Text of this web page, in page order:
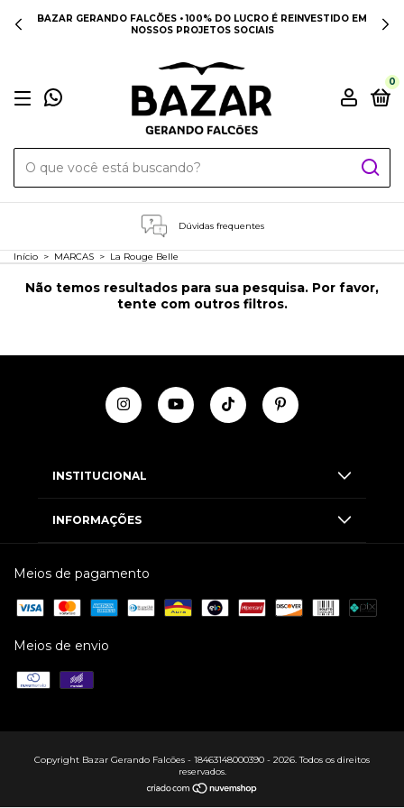
BAZAR GERANDO FALCÕES • 100% DO LUCRO É REINVESTIDO EM
NOSSOS PROJETOS SOCIAIS
0
Dúvidas frequentes
Início > MARCAS > La Rouge Belle
Não temos resultados para sua pesquisa. Por favor,
tente com outros filtros.
INSTITUCIONAL
INFORMAÇÕES
Meios de pagamento
Meios de envio
Copyright Bazar Gerando Falcões - 18463148000390 - 2026. Todos os direitos
reservados.